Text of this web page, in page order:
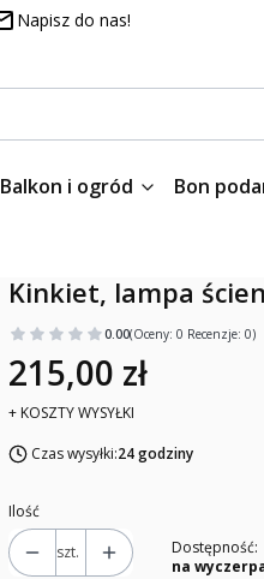
Napisz do nas!
Balkon i ogród Bon
Kinkiet, lampa
0.00(Oceny: 0 Recenzje: 0)
215,00 zł
+ KOSZTY WYSYŁKI
Czas wysyłki:24 godziny
Ilość
szt.
Dostępność:
na